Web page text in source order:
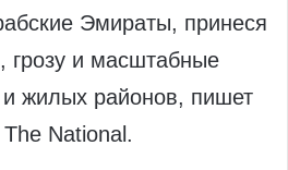
Эмираты, принеся
грозу и масштабные
и жилых районов, пишет
National.